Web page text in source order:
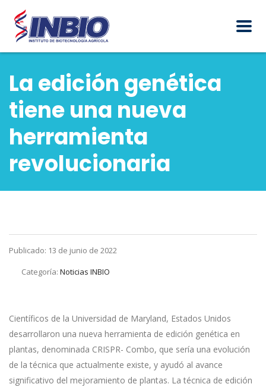
La edición genética
tiene una nueva
herramienta
revolucionaria
Publicado: 13 de junio de 2022
Categoría: Noticias INBIO
Científicos de la Universidad de Maryland, Estados Unidos
desarrollaron una nueva herramienta de edición genética en
plantas, denominada CRISPR- Combo, que sería una evolución
de la técnica que actualmente existe, y ayudó al avance
significativo del mejoramiento de plantas. La técnica de edición